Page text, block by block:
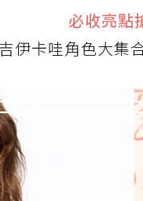
必收亮點
伊卡哇角色大集